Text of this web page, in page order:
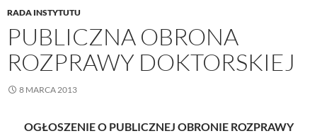
RADA INSTYTUTU
PUBLICZNA OBRONA
ROZPRAWY DOKTORSKIEJ
8 MARCA 2013
OGŁOSZENIE O PUBLICZNEJ OBRONIE ROZPRAWY